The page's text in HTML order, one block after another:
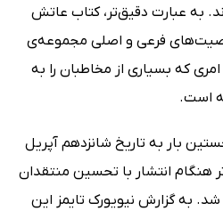
به عبارت دقیق‌تر، کتاب عاتش
فرعی و اصلی مجموعه‌ی
که بسیاری از مخاطبان را به
است.
بار به تاریخ شانزدهم آپریل
اثر هنگام انتشار با تحسین منتقدان
به گزارش نیویورک‌ تایمز این